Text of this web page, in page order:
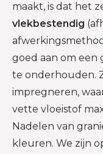
maakt, is dat het
vlekbestendig
goed aan om
te onderhouden.
impregneren,
vette vloeistof
Nadelen van
kleuren. We zijn